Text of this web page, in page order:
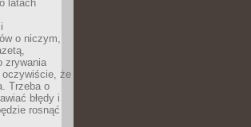
latach
o niczym,
zrywania
oczywiście, że
Trzeba o
błędy i
rosnąć